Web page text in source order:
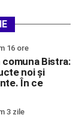
16 ore
comuna Bistra:
noi și
În ce
3 zile